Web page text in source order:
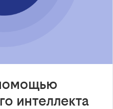
интеллекта